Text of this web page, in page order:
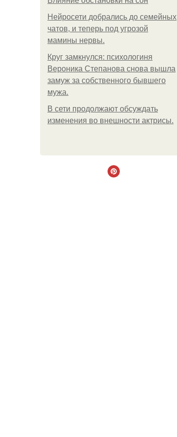
Нейросети добрались до семейных
чатов, и теперь под угрозой
мамины нервы.
Круг замкнулся: психологиня
Вероника Степанова снова вышла
замуж за собственного бывшего
мужа.
В сети продолжают обсуждать
изменения во внешности актрисы.